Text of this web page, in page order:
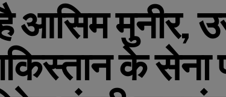
आसिम मुनीर,
के